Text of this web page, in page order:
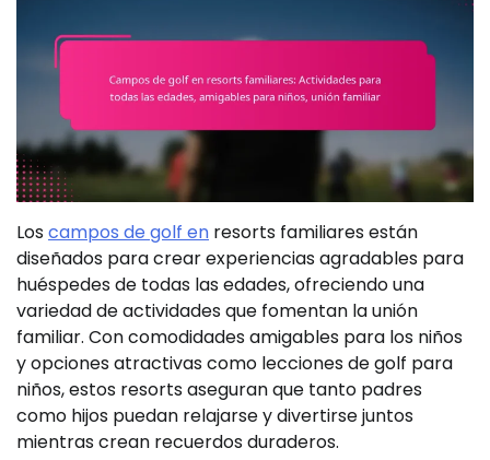
Loscampos de golf en resorts familiares están
diseñados para crear experiencias agradables para
huéspedes de todas las edades, ofreciendo una
variedad de actividades que fomentan la unión
familiar. Con comodidades amigables para los niños
y opciones atractivas como lecciones de golf para
niños, estos resorts aseguran que tanto padres
como hijos puedan relajarse y divertirse juntos
mientras crean recuerdos duraderos.